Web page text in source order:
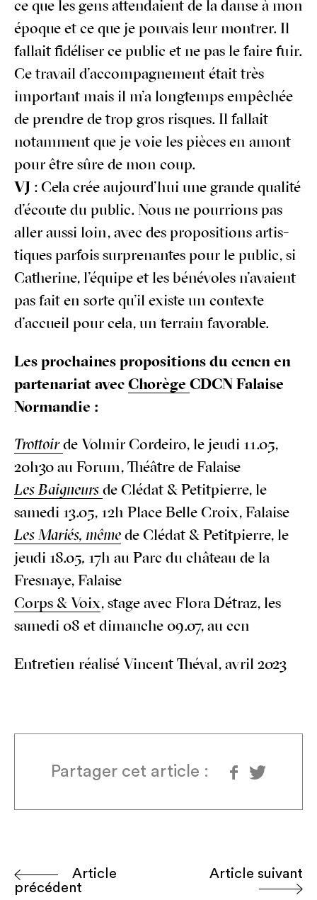
ce que les gens atten­daient de la danse à mon
époque et ce que je pou­vais leur mon­trer. Il
fal­lait fidé­li­ser ce public et ne pas le faire fuir.
Ce tra­vail d’accompagnement était très
impor­tant mais il m’a long­temps empê­chée
de prendre de trop gros risques. Il fal­lait
notam­ment que je voie les pièces en amont
pour être sûre de mon coup.
VJ : Cela crée aujourd’hui une grande qua­li­té
d’écoute du public. Nous ne pour­rions pas
aller aus­si loin, avec des pro­po­si­tions artis­
tiques par­fois sur­pre­nantes pour le public, si
Cathe­rine, l’équipe et les béné­voles n’avaient
pas fait en sorte qu’il existe un contexte
d’accueil pour cela, un ter­rain favo­rable.
Les pro­chaines pro­po­si­tions du ccncn en
par­te­na­riat avec Cho­rège CDCN Falaise
Normandie :
Trot­toirde Vol­mir Cor­dei­ro, le jeu­di 11.05,
20h30 au Forum, Théâtre de Falaise
Les Bai­gneurs de Clé­dat & Petit­pierre, le
same­di 13.05, 12h Place Belle Croix, Falaise
Les Mariés, même de Clé­dat & Petit­pierre, le
jeu­di 18.05, 17h au Parc du châ­teau de la
Fres­naye, Falaise
Corps & Voix, stage avec Flo­ra Détraz, les
same­di 08 et dimanche 09.07, au ccn
Entre­tien réa­li­sé Vincent Thé­val, avril 2023
Partager cet article :
Article
précédent
Article suivant